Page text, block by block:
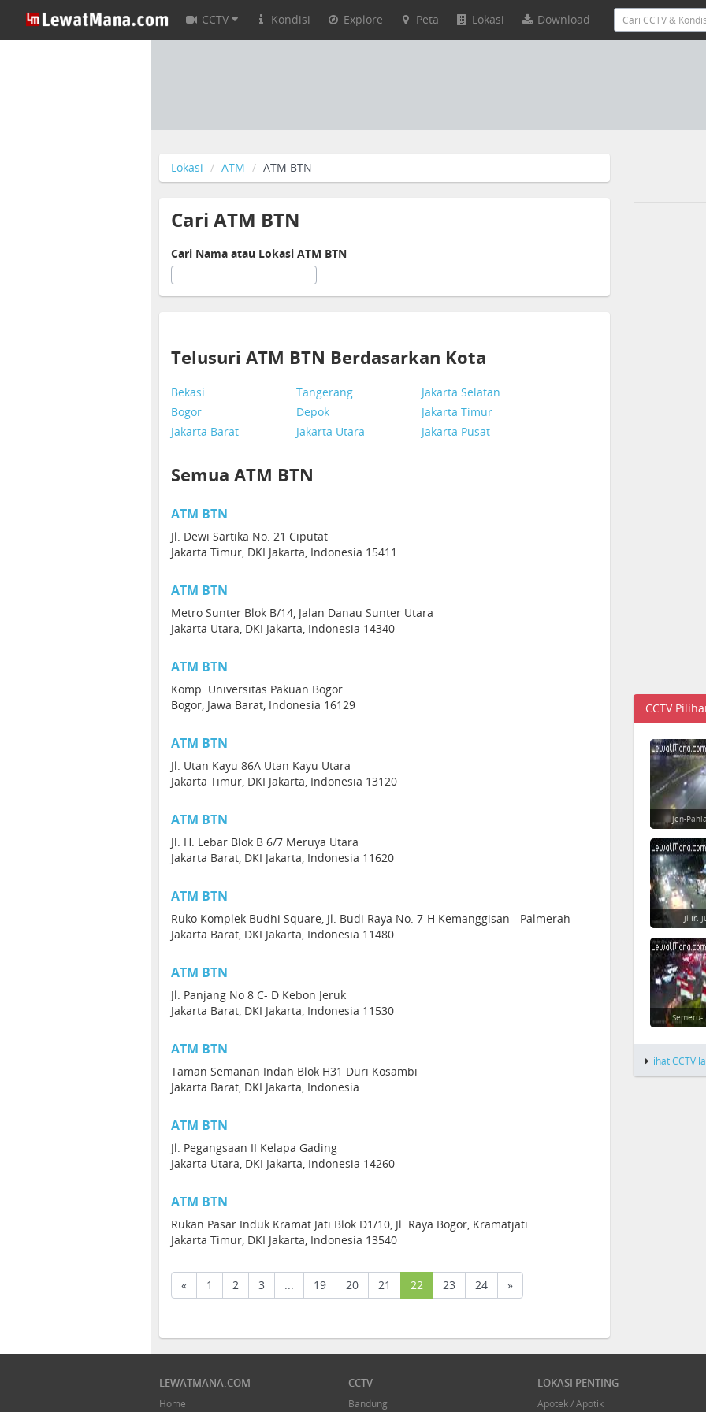
CCTV Kondisi Explore Peta Lokasi Download
Lokasi ATM ATM BTN
Cari ATM BTN
Cari Nama atau Lokasi ATM BTN
Telusuri ATM BTN Berdasarkan Kota
Bekasi Tangerang
Jakarta Selatan
Bogor
Depok
Jakarta Timur
Jakarta Barat
Jakarta Utara Jakarta Pusat
Semua ATM BTN
ATM BTN
Jl. Dewi Sartika No. 21 Ciputat
Jakarta Timur, DKI Jakarta, Indonesia 15411
ATM BTN
Metro Sunter Blok B/14, Jalan Danau Sunter Utara
Jakarta Utara, DKI Jakarta, Indonesia 14340
ATM BTN
Komp. Universitas Pakuan Bogor
Bogor, Jawa Barat, Indonesia 16129
ATM BTN
Jl. Utan Kayu 86A Utan Kayu Utara
Jakarta Timur, DKI Jakarta, Indonesia 13120
ATM BTN
Jl. H. Lebar Blok B 6/7 Meruya Utara
Jakarta Barat, DKI Jakarta, Indonesia 11620
ATM BTN
Ruko Komplek Budhi Square, Jl. Budi Raya No. 7-H Kemanggisan - Palmerah
Jakarta Barat, DKI Jakarta, Indonesia 11480
ATM BTN
Jl. Panjang No 8 C- D Kebon Jeruk
Jakarta Barat, DKI Jakarta, Indonesia 11530
ATM BTN
Taman Semanan Indah Blok H31 Duri Kosambi
Jakarta Barat, DKI Jakarta, Indonesia
ATM BTN
Jl. Pegangsaan II Kelapa Gading
Jakarta Utara, DKI Jakarta, Indonesia 14260
ATM BTN
Rukan Pasar Induk Kramat Jati Blok D1/10, Jl. Raya Bogor, Kramatjati
Jakarta Timur, DKI Jakarta, Indonesia 13540
« 1 2 3 ... 19 20 21 22 (current)
23 24 »
CCTV
Ijen-
Jl Ir.
Semeru-
lihat CCTV
LEWATMANA.COM
Home
CCTV
Bandung
LOKASI PENTING
Apotek / Apotik